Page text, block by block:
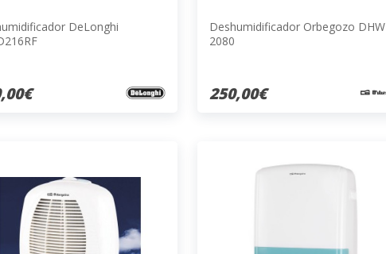
DeLonghi
Deshumidificador Orbegozo DHW
2080
250,00€